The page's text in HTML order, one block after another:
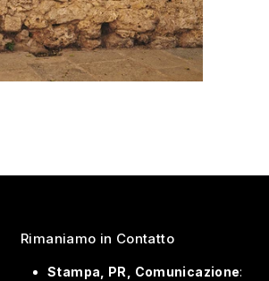
Rimaniamo in Contatto
Stampa, PR, Comunicazione: